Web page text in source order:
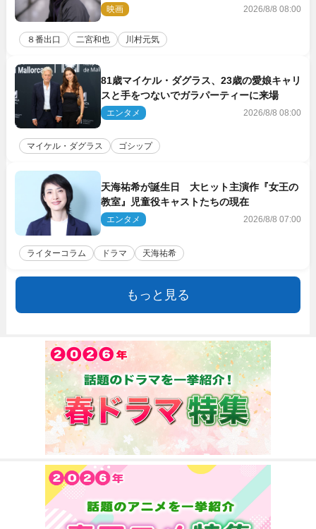
コメント到着
映画 2026/8/8 08:00
８番出口 二宮和也 川村元気
81歳マイケル・ダグラス、23歳の愛娘キャリ
スと手をつないでガラパーティーに来場
エンタメ 2026/8/8 08:00
マイケル・ダグラス ゴシップ
天海祐希が誕生日 大ヒット主演作『女王の
教室』児童役キャストたちの現在
エンタメ 2026/8/8 07:00
ライターコラム ドラマ 天海祐希
もっと見る